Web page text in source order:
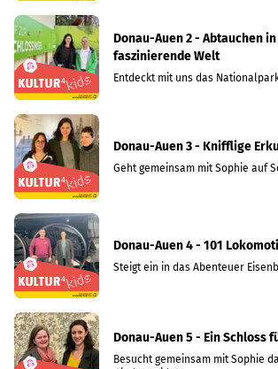
Donau-Auen 2 - Abtauchen
faszinierende Welt
Entdeckt mit uns das
Donau-Auen 3 - Knifflige
Geht gemeinsam mit Sophie auf
Donau-Auen 4 - 101
Steigt ein in das Abenteuer
Donau-Auen 5 - Ein Schloss
Besucht gemeinsam mit Sophie